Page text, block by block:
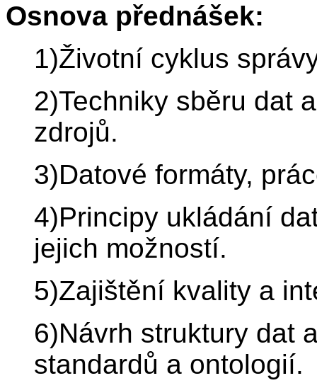
Osnova přednášek:
1)Životní cyklus
2)Techniky sběru dat
zdrojů.
3)Datové formáty,
4)Principy ukládání
jejich možností.
5)Zajištění kvality a
6)Návrh struktury dat
standardů a ontologií.